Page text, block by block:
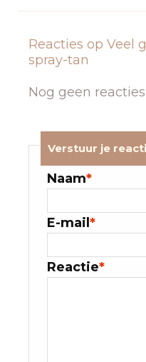
Reacties op Veel
spray-tan
Nog geen
Verstuur je
Naam*
E-mail *
Reactie*